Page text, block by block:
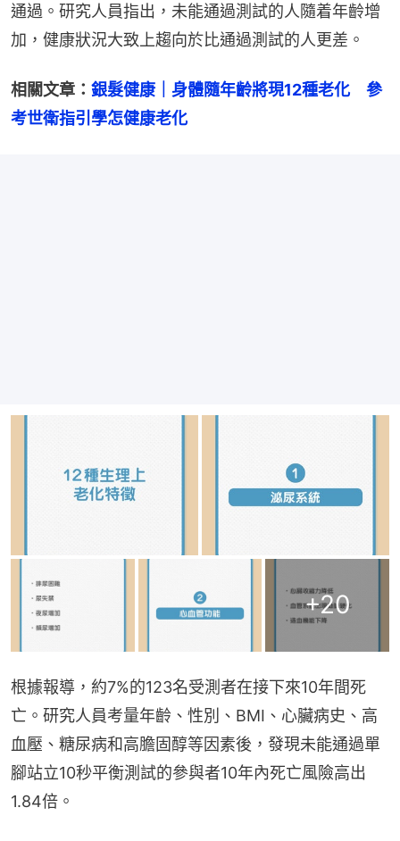
通過。研究人員指出，未能通過測試的人隨着年齡增
加，健康狀況大致上趨向於比通過測試的人更差。
相關文章： 銀髮健康｜身體隨年齡將現12種老化　參
考世衛指引學怎健康老化
+20
根據報導，約7%的123名受測者在接下來10年間死
亡。研究人員考量年齡、性別、BMI、心臟病史、高
血壓、糖尿病和高膽固醇等因素後，發現未能通過單
腳站立10秒平衡測試的參與者10年內死亡風險高出
1.84倍。